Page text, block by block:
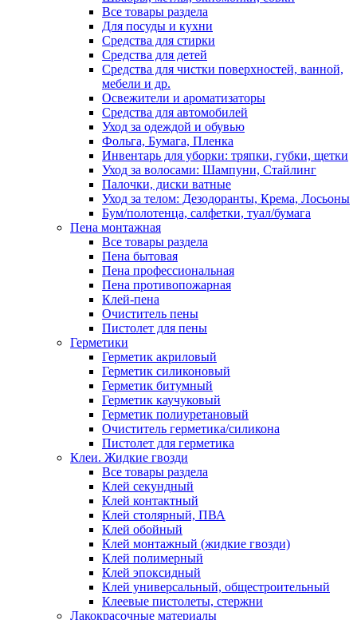
Все товары раздела
Для посуды и кухни
Средства для стирки
Средства для детей
Средства для чистки поверхностей, ванной,
мебели и др.
Освежители и ароматизаторы
Средства для автомобилей
Уход за одеждой и обувью
Фольга, Бумага, Пленка
Инвентарь для уборки: тряпки, губки, щетки
Уход за волосами: Шампуни, Стайлинг
Палочки, диски ватные
Уход за телом: Дезодоранты, Крема, Лосьоны
Бум/полотенца, салфетки, туал/бумага
Пена монтажная
Все товары раздела
Пена бытовая
Пена профессиональная
Пена противопожарная
Клей-пена
Очиститель пены
Пистолет для пены
Герметики
Герметик акриловый
Герметик силиконовый
Герметик битумный
Герметик каучуковый
Герметик полиуретановый
Очиститель герметика/силикона
Пистолет для герметика
Клеи. Жидкие гвозди
Все товары раздела
Клей секундный
Клей контактный
Клей столярный, ПВА
Клей обойный
Клей монтажный (жидкие гвозди)
Клей полимерный
Клей эпоксидный
Клей универсальный, общестроительный
Клеевые пистолеты, стержни
Лакокрасочные материалы